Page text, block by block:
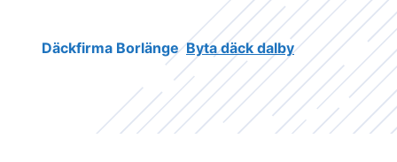
Däckfirma Borlänge Byta däck dalby